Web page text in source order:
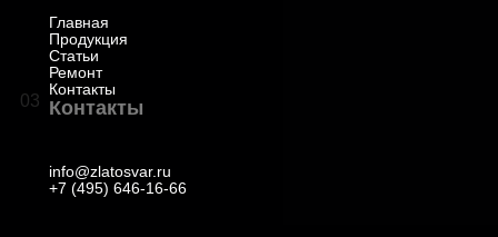
Главная
Продукция
Статьи
Ремонт
Контакты
03 Контакты
info@zlatosvar.ru
+7 (495) 646-16-66